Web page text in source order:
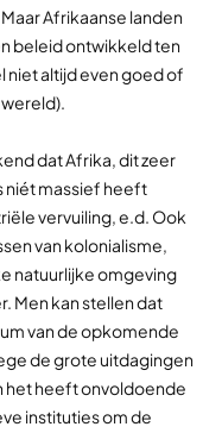
Afrikaanse landen
beleid ontwikkeld ten
niet altijd even goed of
dat Afrika, dit zeer
niét massief heeft
vervuiling, e.d. Ook
van kolonialisme,
natuurlijke omgeving
Men kan stellen dat
van de opkomende
de grote uitdagingen
het heeft onvoldoende
instituties om de